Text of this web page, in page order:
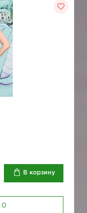
В корзину
0